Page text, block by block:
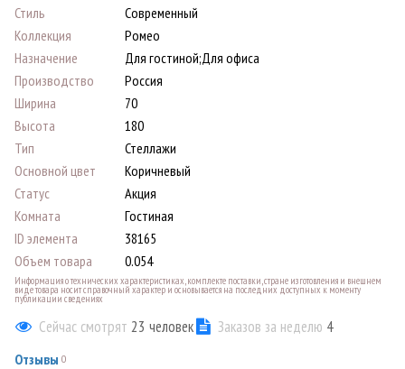
Стиль
Современный
Коллекция
Ромео
Назначение
Для гостиной;Для офиса
Производство
Россия
Ширина
70
Высота
180
Тип
Стеллажи
Основной цвет
Коричневый
Статус
Акция
Комната
Гостиная
ID элемента
38165
Объем товара
0.054
Информация о технических характеристиках, комплекте поставки, стране изготовления и внешнем
виде товара носит справочный характер и основывается на последних доступных к моменту
публикации сведениях
Сейчас смотрят 23 человек Заказов за неделю 4
Отзывы 0